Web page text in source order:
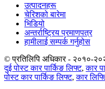
उत्पादनहरू
चेरिशको बारेमा
भिडियो
अन्तर्राष्ट्रिय प्रमाणपत्र
हामीलाई सम्पर्क गर्नुहोस
© प्रतिलिपि अधिकार - २०१०-
दुई पोस्ट कार पार्किङ लिफ्ट,कार
पोस्ट कार पार्किङ लिफ्ट,कार